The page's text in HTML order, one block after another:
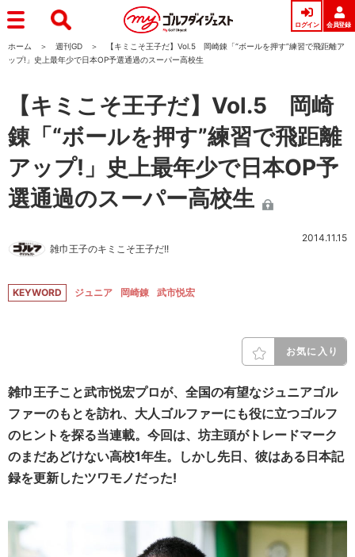
ログイン 会員登録
ホーム 週刊GD
【キミこそ王子だ】Vol.5 岡崎錬「“ボールを押す”練習で飛距離ア
ップ!」史上最年少で日本OP予選通過のスーパー高校生
【キミこそ王子だ】Vol.5 岡崎
錬「“ボールを押す”練習で飛距離
アップ!」史上最年少で日本OP予
選通過のスーパー高校生
雑巾王子のキミこそ王子だ!!
2014.11.15
KEYWORD ジュニア 岡崎錬 武市悦宏
お気に入り
雑巾王子こと武市悦宏プロが、全国の有望なジュニアゴル
ファーのもとを訪れ、大人ゴルファーにも役に立つゴルフ
のヒントを探る当連載。今回は、坊主頭がトレードマーク
のまだあどけない高校1年生。しかし先日、彼はある日本記
録を更新したツワモノだった!